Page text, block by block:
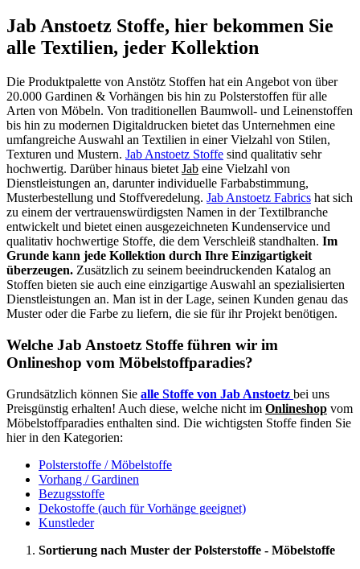
Jab Anstoetz Stoffe, hier bekommen Sie
alle Textilien, jeder Kollektion
Die Produktpalette von Anstötz Stoffen hat ein Angebot von über
20.000 Gardinen & Vorhängen bis hin zu Polsterstoffen für alle
Arten von Möbeln. Von traditionellen Baumwoll- und Leinenstoffen
bis hin zu modernen Digitaldrucken bietet das Unternehmen eine
umfangreiche Auswahl an Textilien in einer Vielzahl von Stilen,
Texturen und Mustern. Jab Anstoetz Stoffe sind qualitativ sehr
hochwertig. Darüber hinaus bietet Jab eine Vielzahl von
Dienstleistungen an, darunter individuelle Farbabstimmung,
Musterbestellung und Stoffveredelung. Jab Anstoetz Fabrics hat sich
zu einem der vertrauenswürdigsten Namen in der Textilbranche
entwickelt und bietet einen ausgezeichneten Kundenservice und
qualitativ hochwertige Stoffe, die dem Verschleiß standhalten. Im
Grunde kann jede Kollektion durch Ihre Einzigartigkeit
überzeugen. Zusätzlich zu seinem beeindruckenden Katalog an
Stoffen bieten sie auch eine einzigartige Auswahl an spezialisierten
Dienstleistungen an. Man ist in der Lage, seinen Kunden genau das
Muster oder die Farbe zu liefern, die sie für ihr Projekt benötigen.
Welche Jab Anstoetz Stoffe führen wir im
Onlineshop vom Möbelstoffparadies?
Grundsätzlich können Sie alle Stoffe von Jab Anstoetz bei uns
Preisgünstig erhalten! Auch diese, welche nicht im Onlineshop vom
Möbelstoffparadies enthalten sind. Die wichtigsten Stoffe finden Sie
hier in den Kategorien:
Polsterstoffe / Möbelstoffe
Vorhang / Gardinen
Bezugsstoffe
Dekostoffe (auch für Vorhänge geeignet)
Kunstleder
Sortierung nach Muster der Polsterstoffe - Möbelstoffe